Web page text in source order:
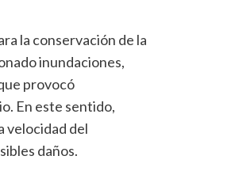
la conservación de la
inundaciones,
provocó
En este sentido,
velocidad del
daños.